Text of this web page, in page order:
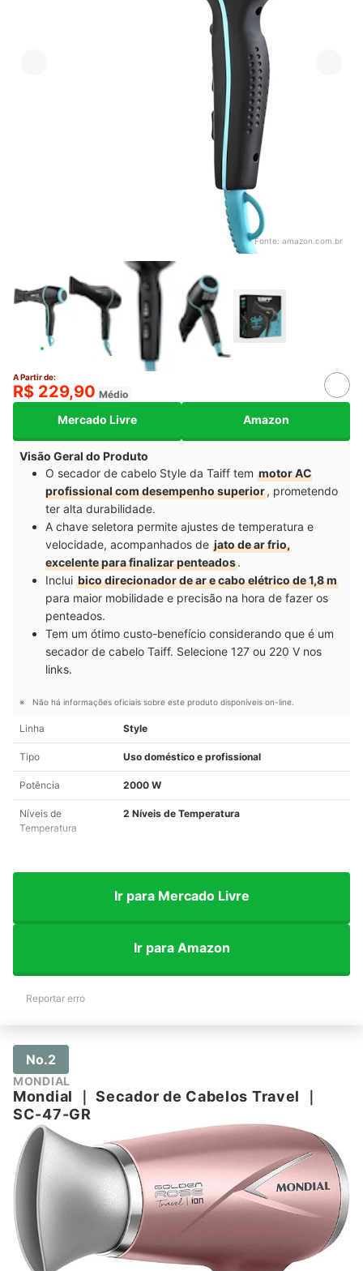
Fonte: amazon.com.br
A Partir de:
R$ 229,90 Médio
Mercado Livre Amazon
Visão Geral do Produto
O secador de cabelo Style da Taiff tem motor AC
profissional com desempenho superior, prometendo
ter alta durabilidade.
A chave seletora permite ajustes de temperatura e
velocidade, acompanhados de jato de ar frio,
excelente para finalizar penteados.
Inclui bico direcionador de ar e cabo elétrico de 1,8 m
para maior mobilidade e precisão na hora de fazer os
penteados.
Tem um ótimo custo-benefício considerando que é um
secador de cabelo Taiff. Selecione 127 ou 220 V nos
links.
Não há informações oficiais sobre este produto disponíveis on-line.
Linha Style
Tipo Uso doméstico e profissional
Potência 2000 W
Níveis de
Temperatura
2 Níveis de Temperatura
Ir para Mercado Livre
Ir para Amazon
Reportar erro
No.2
MONDIAL
Mondial ｜Secador de Cabelos Travel
｜
SC-47-GR